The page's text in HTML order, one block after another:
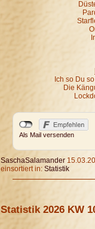
Ich so Du
Die
Als Mail versenden
SaschaSalamander
einsortiert in: Statistik
Statistik 2026 KW